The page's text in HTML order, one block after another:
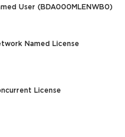
User (BDA000MLENWB0)
Named License
License